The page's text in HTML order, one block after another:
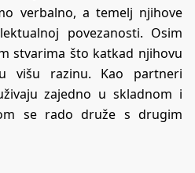
verbalno, a temelj njihove
povezanosti. Osim
stvarima što katkad njihovu
višu razinu. Kao partneri
zajedno u skladnom i
se rado druže s drugim